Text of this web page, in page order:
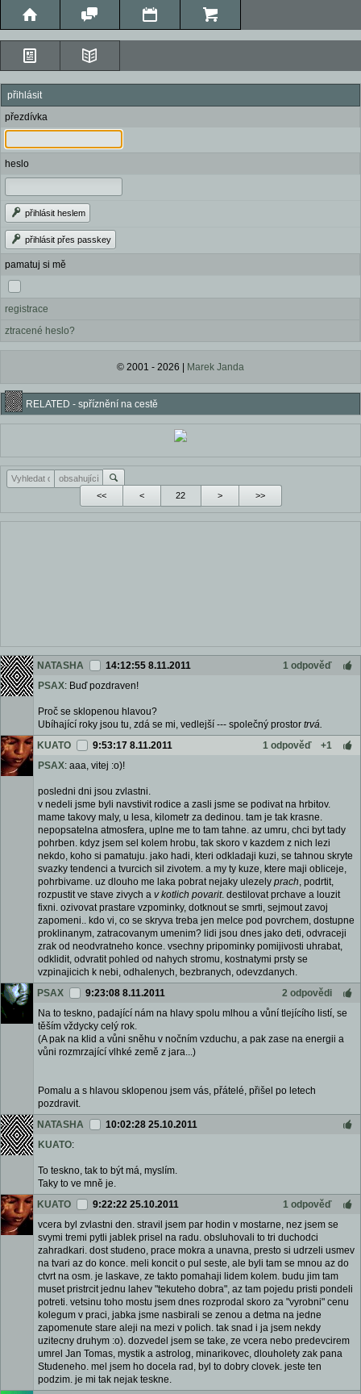
přihlásit
přezdívka
heslo
přihlásit heslem
přihlásit přes passkey
pamatuj si mě
registrace
ztracené heslo?
© 2001 - 2026 | Marek Janda
RELATED - spříznění na cestě
<< < > >>
NATASHA 14:12:55 8.11.2011
1 odpověď
PSAX: Buď pozdraven!
Proč se sklopenou hlavou?
Ubíhající roky jsou tu, zdá se mi, vedlejší --- společný prostor trvá.
KUATO
9:53:17 8.11.2011 1 odpověď
+1
PSAX: aaa, vitej :o)!
posledni dni jsou zvlastni.
v nedeli jsme byli navstivit rodice a zasli jsme se podivat na hrbitov.
mame takovy maly, u lesa, kilometr za dedinou. tam je tak krasne.
nepopsatelna atmosfera, uplne me to tam tahne. az umru, chci byt tady
pohrben. kdyz jsem sel kolem hrobu, tak skoro v kazdem z nich lezi
nekdo, koho si pamatuju. jako hadi, kteri odkladaji kuzi, se tahnou skryte
svazky tendenci a tvurcich sil zivotem. a my ty kuze, ktere maji obliceje,
pohrbivame. uz dlouho me laka pobrat nejaky ulezely prach, podrtit,
rozpustit ve stave zivych a v kotlich povarit. destilovat prchave a louzit
fixni. ozivovat prastare vzpominky, dotknout se smrti, sejmout zavoj
zapomeni.. kdo vi, co se skryva treba jen melce pod povrchem, dostupne
proklinanym, zatracovanym umenim? lidi jsou dnes jako deti, odvraceji
zrak od neodvratneho konce. vsechny pripominky pomijivosti uhrabat,
odklidit, odvratit pohled od nahych stromu, kostnatymi prsty se
vzpinajicich k nebi, odhalenych, bezbranych, odevzdanych.
PSAX
9:23:08 8.11.2011
2 odpovědi
Na to teskno, padající nám na hlavy spolu mlhou a vůní tlejícího listí, se
těším vždycky celý rok.
(A pak na klid a vůni sněhu v nočním vzduchu, a pak zase na energii a
vůni rozmrzající vlhké země z jara...)
Pomalu a s hlavou sklopenou jsem vás, přátelé, přišel po letech
pozdravit.
NATASHA
10:02:28 25.10.2011
KUATO:
To teskno, tak to být má, myslím.
Taky to ve mně je.
KUATO
9:22:22 25.10.2011
1 odpověď
vcera byl zvlastni den. stravil jsem par hodin v mostarne, nez jsem se
svymi tremi pytli jablek prisel na radu. obsluhovali to tri duchodci
zahradkari. dost studeno, prace mokra a unavna, presto si udrzeli usmev
na tvari az do konce. meli koncit o pul seste, ale byli tam se mnou az do
ctvrt na osm. je laskave, ze takto pomahaji lidem kolem. budu jim tam
muset pristrcit jednu lahev "tekuteho dobra", az tam pojedu pristi pondeli
potreti. vetsinu toho mostu jsem dnes rozprodal skoro za "vyrobni" cenu
kolegum v praci, jabka jsme nasbirali se zenou a detma na jedne
zapomenute stare aleji na mezi v polich. tak snad i ja jsem nekdy
uzitecny druhym :o). dozvedel jsem se take, ze vcera nebo predevcirem
umrel Jan Tomas, mystik a astrolog, minarikovec, dlouholety zak pana
Studeneho. mel jsem ho docela rad, byl to dobry clovek. jeste ten
podzim. je mi tak nejak teskne.